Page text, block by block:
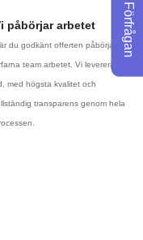
Förfrågan
påbörjar arbetet
du godkänt offerten påbörjar vårt
team arbetet. Vi levererar i
med högsta kvalitet och
transparens genom hela